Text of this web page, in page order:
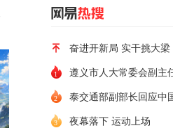
奋进开新局 实干挑大梁
遵义市人大常委会副主
泰交通部副部长回应中
夜幕落下 运动上场